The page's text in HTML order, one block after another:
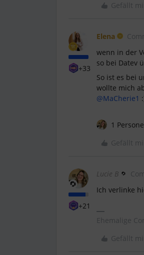
Gefällt
+33
Elena
wenn in der
so bei Datev
So ist es bei
wollte mich
@MaCherie1
1
Gefällt
+21
Lucie B
Ich verlinke
Ehemalige
Gefällt